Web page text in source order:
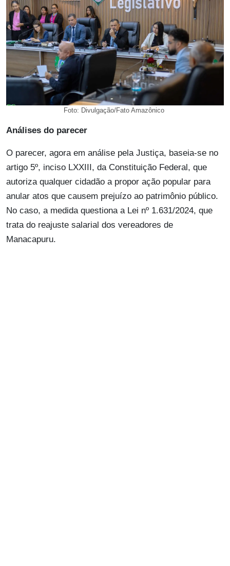
Foto: Divulgação/Fato Amazônico
Análises do parecer
O parecer, agora em análise pela Justiça, baseia-se no
artigo 5º, inciso LXXIII, da Constituição Federal, que
autoriza qualquer cidadão a propor ação popular para
anular atos que causem prejuízo ao patrimônio público.
No caso, a medida questiona a Lei nº 1.631/2024, que
trata do reajuste salarial dos vereadores de
Manacapuru.